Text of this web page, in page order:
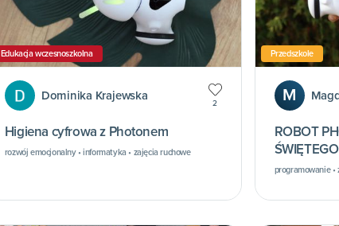
Edukacja wczesnoszkolna
Dominika Krajewska
2
Higiena cyfrowa z Photonem
rozwój emocjonalny • informatyka • zajęcia ruchowe
Przedszkole
M
ROBOT
programowanie •